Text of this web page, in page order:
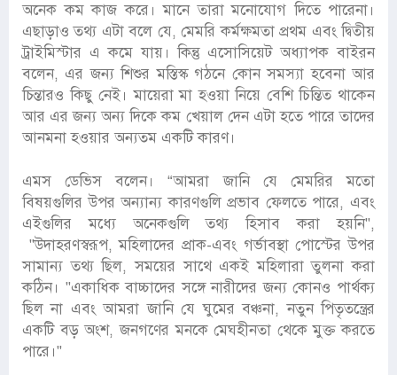
অনেক কম কাজ করে। মানে তারা মনোযোগ দিতে পারেনা।
এছাড়াও তথ্য এটা বলে যে, মেমরি কর্মক্ষমতা প্রথম এবং দ্বিতীয়
ট্রাইমিস্টার এ কমে যায়। কিন্তু এসোসিয়েট অধ্যাপক বাইরন
বলেন, এর জন্য শিশুর মস্তিস্ক গঠনে কোন সমস্যা হবেনা আর
চিন্তারও কিছু নেই। মায়েরা মা হওয়া নিয়ে বেশি চিন্তিত থাকেন
আর এর জন্য অন্য দিকে কম খেয়াল দেন এটা হতে পারে তাদের
আনমনা হওয়ার অন্যতম একটি কারণ।
এমস ডেভিস বলেন। “আমরা জানি যে মেমরির মতো
বিষয়গুলির উপর অন্যান্য কারণগুলি প্রভাব ফেলতে পারে, এবং
এইগুলির মধ্যে অনেকগুলি তথ্য হিসাব করা হয়নি",
"উদাহরণস্বরূপ, মহিলাদের প্রাক-এবং গর্ভাবস্থা পোস্টের উপর
সামান্য তথ্য ছিল, সময়ের সাথে একই মহিলারা তুলনা করা
কঠিন। "একাধিক বাচ্চাদের সঙ্গে নারীদের জন্য কোনও পার্থক্য
ছিল না এবং আমরা জানি যে ঘুমের বঞ্চনা, নতুন পিতৃতন্ত্রের
একটি বড় অংশ, জনগণের মনকে মেঘহীনতা থেকে মুক্ত করতে
পারে।"